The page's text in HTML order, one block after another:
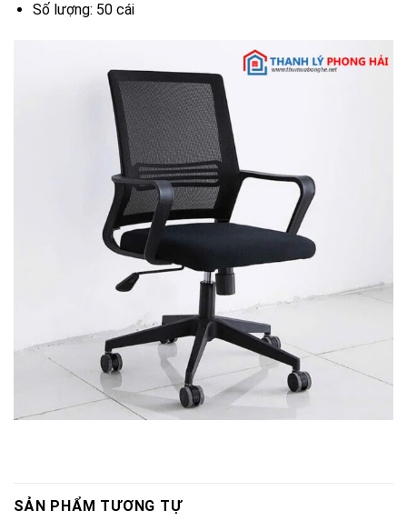
Số lượng: 50 cái
SẢN PHẨM TƯƠNG TỰ